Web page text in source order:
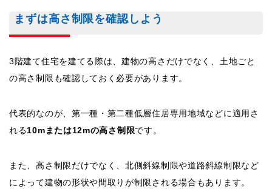
まずは高さ制限を確認しよう
3階建て住宅を建てる際は、建物の高さだけでなく、土地ごと
の高さ制限も確認しておく必要があります。
代表的なのが、第一種・第二種低層住居専用地域などに適用さ
れる10mまたは12mの高さ制限です。
また、高さ制限だけでなく、北側斜線制限や道路斜線制限など
によって建物の形状や間取りが制限される場合もあります。